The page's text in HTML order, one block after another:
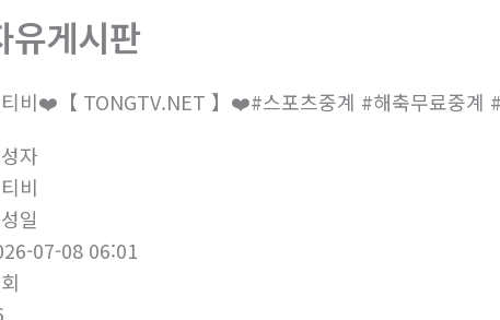
유게시판
비❤️【 TONGTV.NET 】❤️#스포츠중계 #해축무료중계
자
비
일
07-08 06:01